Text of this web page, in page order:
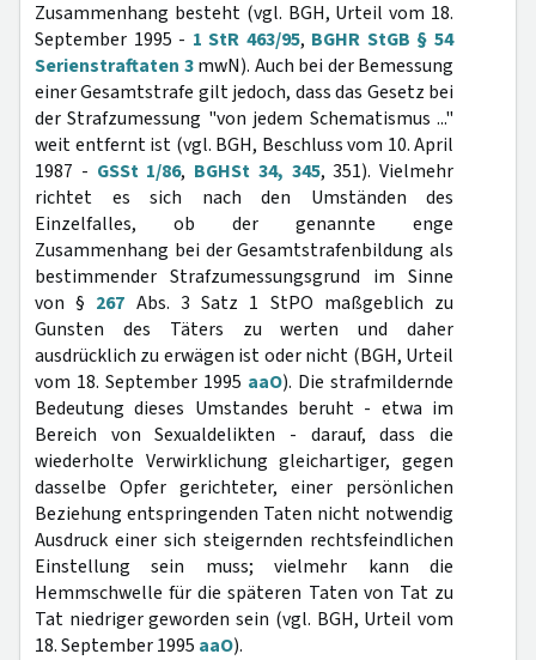
Zusammenhang besteht (vgl. BGH, Urteil vom 18.
September 1995 - 1 StR 463/95, BGHR StGB § 54
Serienstraftaten 3mwN). Auch bei der Bemessung
einer Gesamtstrafe gilt jedoch, dass das Gesetz bei
der Strafzumessung "von jedem Schematismus ..."
weit entfernt ist (vgl. BGH, Beschluss vom 10. April
1987 - GSSt 1/86, BGHSt 34, 345, 351). Vielmehr
richtet es sich nach den Umständen des
Einzelfalles, ob der genannte enge
Zusammenhang bei der Gesamtstrafenbildung als
bestimmender Strafzumessungsgrund im Sinne
von § 267 Abs. 3 Satz 1 StPO maßgeblich zu
Gunsten des Täters zu werten und daher
ausdrücklich zu erwägen ist oder nicht (BGH, Urteil
vom 18. September 1995 aaO). Die strafmildernde
Bedeutung dieses Umstandes beruht - etwa im
Bereich von Sexualdelikten - darauf, dass die
wiederholte Verwirklichung gleichartiger, gegen
dasselbe Opfer gerichteter, einer persönlichen
Beziehung entspringenden Taten nicht notwendig
Ausdruck einer sich steigernden rechtsfeindlichen
Einstellung sein muss; vielmehr kann die
Hemmschwelle für die späteren Taten von Tat zu
Tat niedriger geworden sein (vgl. BGH, Urteil vom
18. September 1995 aaO).